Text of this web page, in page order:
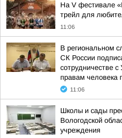
На V фестивале
трейл для
11:06
В региональном
СК России
сотрудничестве
правам человека
11:06
Школы и сады
Вологодской
учреждения